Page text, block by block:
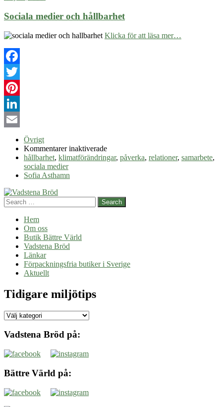
Sociala medier och hållbarhet
Klicka för att läsa mer…
Facebook
Twitter
Pinterest
LinkedIn
Övrigt
Kommentarer inaktiveradeför
Sociala
hållbarhet, klimatförändringar, påverka, relationer, samarbete,
sociala medier
Sofia Asthamn
Search
Hem
Om oss
Butik Bättre Värld
Vadstena Bröd
Länkar
Förpackningsfria butiker i Sverige
Aktuellt
Tidigare miljötips
Tidigare
Vadstena Bröd på:
Bättre Värld på: